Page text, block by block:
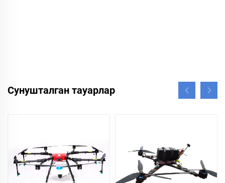
Сунушталган тауарлар